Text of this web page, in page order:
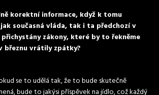
korektní informace, když k tomu
současná vláda, tak i ta předchozí v
zákony, které by to řekněme
březnu vrátily zpátky?
se to udělá tak, že to bude skutečně
bude to jakýsi příspěvek na jídlo, což každý